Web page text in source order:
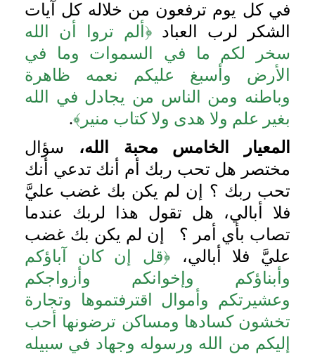
في كل يوم ترفعون من خلاله كل آيات
الشكر لرب العباد ﴿ألم تروا أن الله
سخر لكم ما في السموات وما في
الأرض وأسبغ عليكم نعمه ظاهرة
وباطنه ومن الناس من يجادل في الله
بغير علم ولا هدى ولا كتاب منير﴾.
المعيار الخامس محبة الله، سؤال
مختصر هل تحب ربك أم أنك تدعي أنك
تحب ربك ؟ إن لم يكن بك غضب عليَّ
فلا أبالي، هل تقول هذا لربك عندما
تصاب بأي أمر ؟ إن لم يكن بك غضب
عليَّ فلا أبالي، ﴿قل إن كان آباؤكم
وأبناؤكم وإخوانكم وأزواجكم
وعشيرتكم وأموال اقترفتموها وتجارة
تخشون كسادها ومساكن ترضونها أحب
إليكم من الله ورسوله وجهاد في سبيله